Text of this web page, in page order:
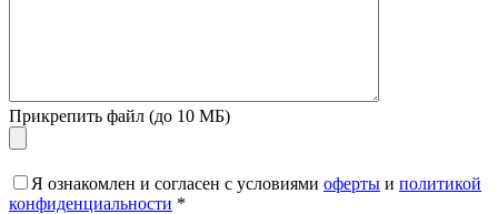
Прикрепить файл (до 10 МБ)
Я ознакомлен и согласен с условиями оферты и политикой
конфиденциальности *